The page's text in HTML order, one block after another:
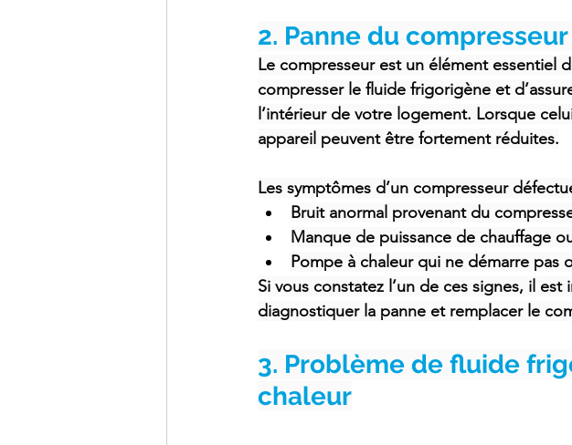
2. Panne du
Le compresseur est un élément essentiel
compresser le fluide frigorigène et
l’intérieur de votre logement. Lorsque
appareil peuvent être fortement réduites.
Les symptômes d’un compresseur
Bruit anormal provenant du
Manque de puissance de chauffage
Pompe à chaleur qui ne démarre pas
Si vous constatez l’un de ces signes, il
diagnostiquer la panne et remplacer le
3. Problème de fluide
chaleur